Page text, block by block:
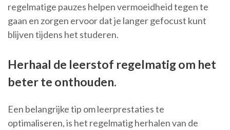
regelmatige pauzes helpen vermoeidheid tegen te
gaan en zorgen ervoor dat je langer gefocust kunt
blijven tijdens het studeren.
Herhaal de leerstof regelmatig om het
beter te onthouden.
Een belangrijke tip om leerprestaties te
optimaliseren, is het regelmatig herhalen van de